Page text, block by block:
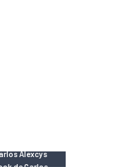
Alexcys